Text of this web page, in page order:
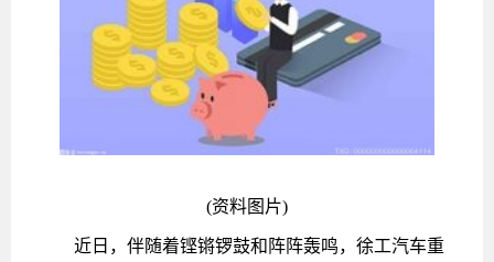
(资料图片)
近日，伴随着铿锵锣鼓和阵阵轰鸣，徐工汽车重